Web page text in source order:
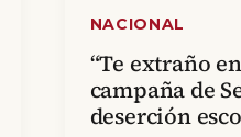
NACIONAL
“Te extraño
campaña de
deserción